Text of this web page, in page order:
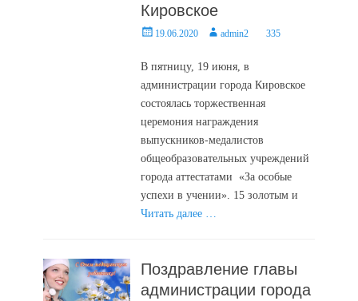
Кировское
Posted19.06.2020 Authoradmin2 335
В пятницу, 19 июня, в
администрации города Кировское
состоялась торжественная
церемония награждения
выпускников-медалистов
общеобразовательных учреждений
города аттестатами «За особые
успехи в учении». 15 золотым и
Читать далее …
Поздравление главы
администрации города